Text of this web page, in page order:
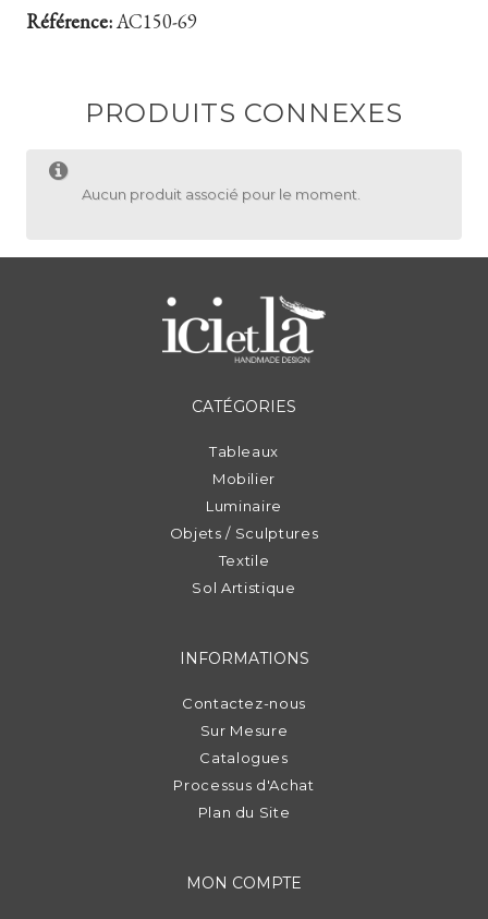
Référence:AC150-69
PRODUITS CONNEXES
Aucun produit associé pour le moment.
CATÉGORIES
Tableaux
Mobilier
Luminaire
Objets / Sculptures
Textile
Sol Artistique
INFORMATIONS
Contactez-nous
Sur Mesure
Catalogues
Processus d'Achat
Plan du Site
MON COMPTE